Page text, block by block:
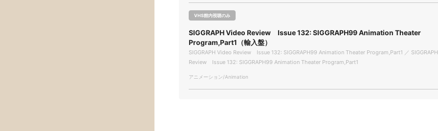
VHS館内視聴のみ
SIGGRAPH Video Review Issue 132: SIGGRAPH99 Animation Theater
Program,Part1（輸入盤）
SIGGRAPH Video Review Issue 132: SIGGRAPH99 Animation Theater Program,Part1 ／
Review Issue 132: SIGGRAPH99 Animation Theater Program,Part1
アニメーション/Animation